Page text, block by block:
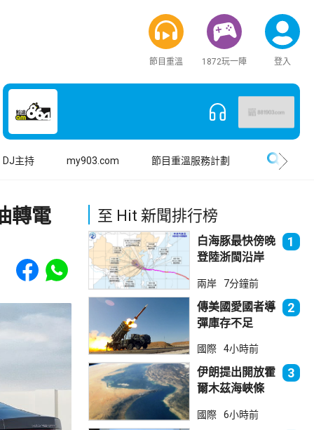
節目重溫 1872玩一陣 登入
DJ主持 my903.com 節目重溫服務計劃
轉電
Share to Facebook
Share to WhatsApp
至 Hit 新聞排行榜
白海豚最快傍晚
登陸浙閩沿岸
廿萬人
1
兩岸 7分鐘前
傳美國愛國者導
彈庫存不足
長促加快生產武
器
2
國際 4小時前
伊朗提出開放霍
爾木茲海峽條
賠償等
3
國際 6小時前